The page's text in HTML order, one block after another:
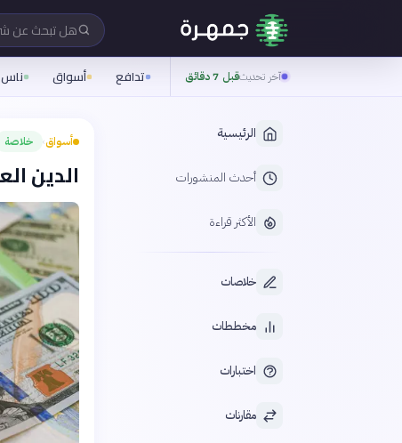
هل تبحث عن
آخر تحديثقبل 7 دقائق تدافع أسواق ناس
الرئيسية
أحدث المنشورات
الأكثر قراءة
خلاصات
مخططات
اختبارات
مقارنات
أسواق› خلاصة
الدين العالمي